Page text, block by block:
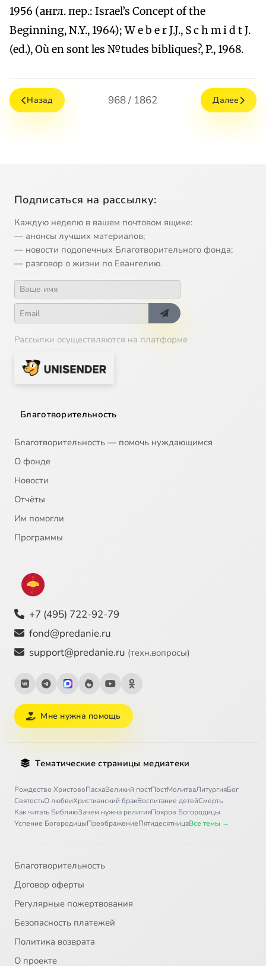
1956 (англ. пер.: Israel’s Concept of the
Beginning, N.Y., 1964); W e b e r J.J., S c h m i d t J.
(ed.), Où en sont les №tudes bibliques?, P., 1968.
Назад 968 / 1862 Далее
Подписаться на рассылку:
Каждую неделю в вашем почтовом ящике:
— анонсы лучших материалов;
— новости подопечных Благотворительного фонда;
— разговор о жизни по Евангелию.
Рассылки осуществляются на платформе
Благотворительность
Благотворительность — помочь нуждающимся
О фонде
Новости
Отчёты
Им помогли
Программы
+7 (495) 722-92-79
fond@predanie.ru
support@predanie.ru (техн.вопросы)
Мне нужна помощь
Тематические страницы медиатеки
Рождество ХристовоПасхаВеликий постПостМолитваЛитургияБог
СвятостьО любвиХристианский бракВоспитание детейСмерть
Как читать БиблиюЗачем нужна религияПокров Богородицы
Успение БогородицыПреображениеПятидесятницаВсе темы →
Благотворительность
Договор оферты
Регулярные пожертвования
Безопасность платежей
Политика возврата
О проекте